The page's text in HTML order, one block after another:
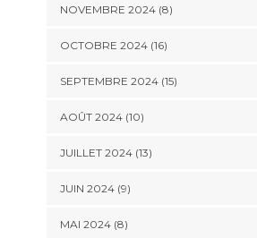
NOVEMBRE 2024 (8)
OCTOBRE 2024 (16)
SEPTEMBRE 2024 (15)
AOÛT 2024 (10)
JUILLET 2024 (13)
JUIN 2024 (9)
MAI 2024 (8)